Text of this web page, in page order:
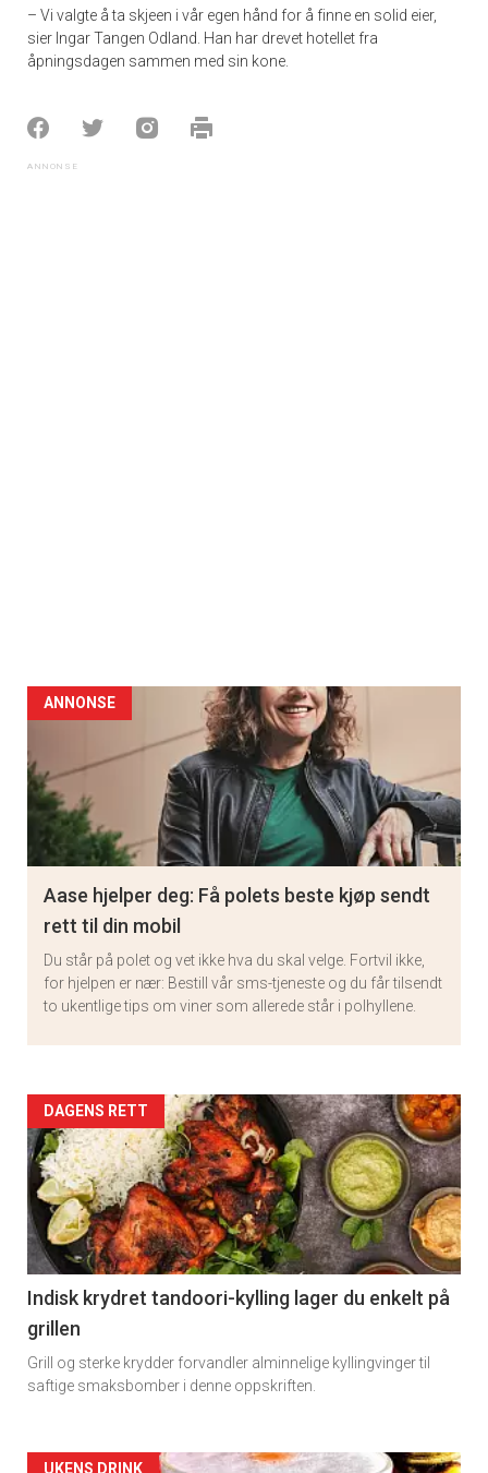
– Vi valgte å ta skjeen i vår egen hånd for å finne en solid eier,
sier Ingar Tangen Odland. Han har drevet hotellet fra
åpningsdagen sammen med sin kone.
ANNONSE
Aase hjelper deg: Få polets beste kjøp sendt
rett til din mobil
Du står på polet og vet ikke hva du skal velge. Fortvil ikke,
for hjelpen er nær: Bestill vår sms-tjeneste og du får tilsendt
to ukentlige tips om viner som allerede står i polhyllene.
Artikler
detail
-
section
11
DAGENS RETT
Indisk krydret tandoori-kylling lager du enkelt på
grillen
Grill og sterke krydder forvandler alminnelige kyllingvinger til
saftige smaksbomber i denne oppskriften.
UKENS DRINK